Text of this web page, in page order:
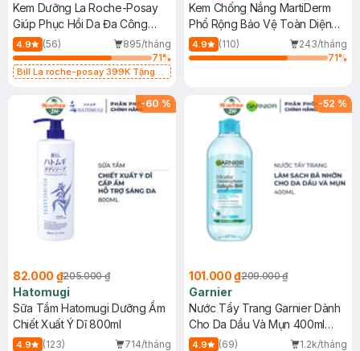
Kem Dưỡng La Roche-Posay
Giúp Phục Hồi Da Đa Công
Dụng 40ml
4.9 (56)
895/tháng
71%
Bill La roche-posay 399K Tặng
(SL có hạn)
Kem Chống Nắng MartiDerm
Phổ Rộng Bảo Vệ Toàn Diện
40ml
4.9 (110)
243/tháng
71%
-60 %
82.000 ₫205.000 ₫
Hatomugi
Sữa Tắm Hatomugi Dưỡng Ẩm
Chiết Xuất Ý Dĩ 800ml
4.9 (123)
714/tháng
-52 %
101.000 ₫209.000 ₫
Garnier
Nước Tẩy Trang Garnier Dành
Cho Da Dầu Và Mụn 400ml
(Mới)
4.9 (69)
1.2k/tháng